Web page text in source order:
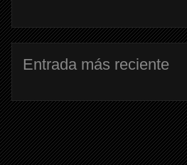
Entrada más reciente